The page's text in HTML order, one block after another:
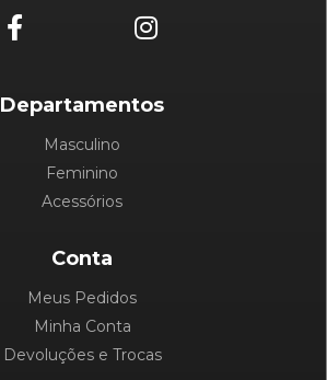
Departamentos
Masculino
Feminino
Acessórios
Conta
Meus Pedidos
Minha Conta
Devoluções e Trocas